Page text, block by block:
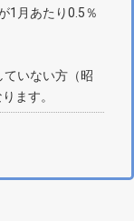
1月あたり0.5％
いない方（昭
ます。